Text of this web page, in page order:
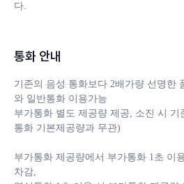
다.
통화 안내
기존의 음성 통화보다 2배가량 선명한
와 일반통화 이용가능
부가통화 별도 제공량 제공, 소진 시 기
통화 기본제공량과 무관)
부가통화 제공량에서 부가통화 1초 이
차감,